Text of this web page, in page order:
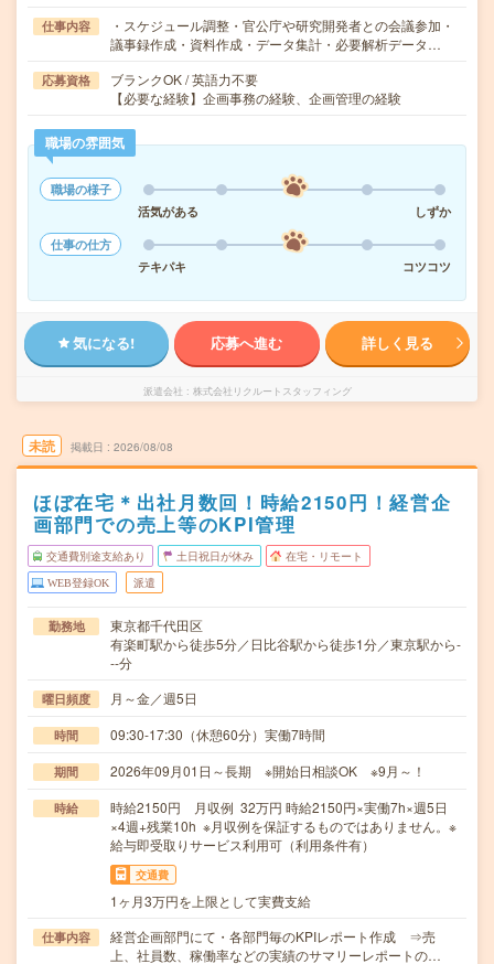
仕事内容
・スケジュール調整・官公庁や研究開発者との会議参加・
議事録作成・資料作成・データ集計・必要解析データ…
応募資格
ブランクOK / 英語力不要
【必要な経験】企画事務の経験、企画管理の経験
職場の雰囲気
職場の様子
活気がある
しずか
仕事の仕方
テキパキ
コツコツ
気になる! 応募へ進む 詳しく見る
派遣会社 株式会社リクルートスタッフィング
未読 掲載日 2026/08/08
ほぼ在宅＊出社月数回！時給2150円！経営企
画部門での売上等のKPI管理
交通費別途支給あり 土日祝日が休み 在宅・リモート
WEB登録OK 派遣
勤務地
東京都千代田区
有楽町駅から徒歩5分／日比谷駅から徒歩1分／東京駅から-
--分
曜日頻度 月～金／週5日
時間 09:30-17:30（休憩60分）実働7時間
期間 2026年09月01日～長期 ※開始日相談OK ※9月～！
時給
時給2150円 月収例 32万円 時給2150円×実働7h×週5日
×4週+残業10h ※月収例を保証するものではありません。※
給与即受取りサービス利用可（利用条件有）
交通費
1ヶ月3万円を上限として実費支給
仕事内容
経営企画部門にて・各部門毎のKPIレポート作成 ⇒売
上、社員数、稼働率などの実績のサマリーレポートの…